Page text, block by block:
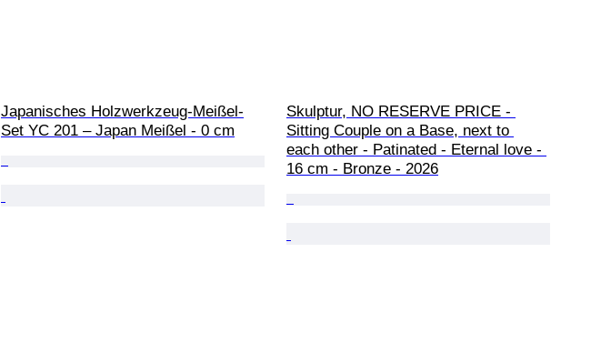
Japanisches Holzwerkzeug-Meißel-
Set YC 201 – Japan Meißel - 0 cm
Skulptur, NO RESERVE PRICE -
Sitting Couple on a Base, next to
each other - Patinated - Eternal love -
16 cm - Bronze - 2026